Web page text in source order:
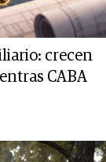
crecen
CABA